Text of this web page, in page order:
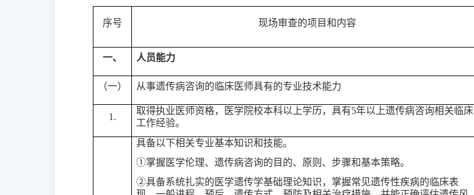
序号 现场审查的项目和内容
一、 人员能力
（一） 从事遗传病咨询的临床医师具有的专业技术能力
1 .
取得执业医师资格，医学院校本科以上学历，具有5年以上遗传病咨询相关临床
工作经验。
具备以下相关专业基本知识和技能。
①掌握医学伦理、遗传病咨询的目的、原则、步骤和基本策略。
②具备系统扎实的医学遗传学基础理论知识，掌握常见遗传性疾病的临床表